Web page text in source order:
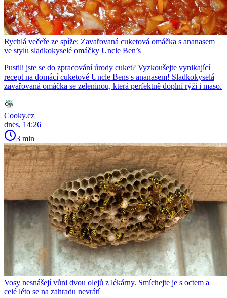
Rychlá večeře ze spíže: Zavařovaná cuketová omáčka s ananasem
ve stylu sladkokyselé omáčky Uncle Ben’s
Pustili jste se do zpracování úrody cuket? Vyzkoušejte vynikající
recept na domácí cuketové Uncle Bens s ananasem! Sladkokyselá
zavařovaná omáčka se zeleninou, která perfektně doplní rýži i maso.
Cooky.cz
dnes, 14:26
3 min
Vosy nesnášejí vůni dvou olejů z lékárny. Smíchejte je s octem a
celé léto se na zahradu nevrátí